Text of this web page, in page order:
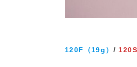
120F（19g） /